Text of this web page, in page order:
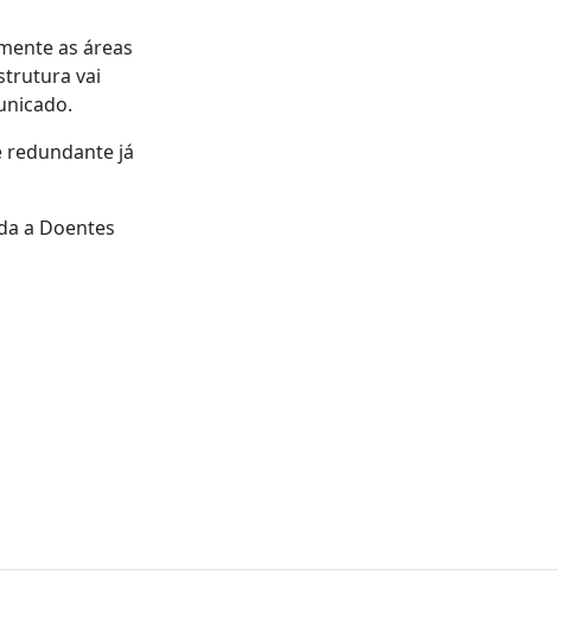
as áreas
vai
redundante já
a Doentes